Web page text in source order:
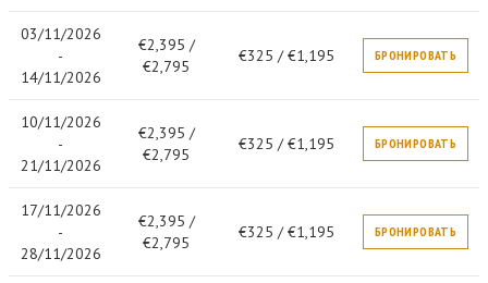
03/11/2026
-
14/11/2026
€2,395 /
€2,795
€325 / €1,195 БРОНИРОВАТЬ
10/11/2026
-
21/11/2026
€2,395 /
€2,795
€325 / €1,195 БРОНИРОВАТЬ
17/11/2026
-
28/11/2026
€2,395 /
€2,795
€325 / €1,195 БРОНИРОВАТЬ